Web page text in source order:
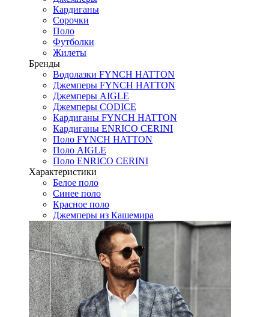
Кардиганы
Сорочки
Поло
Футболки
Жилеты
Бренды
Водолазки FYNCH HATTON
Джемперы FYNCH HATTON
Джемперы AIGLE
Джемперы CODICE
Кардиганы FYNCH HATTON
Кардиганы ENRICO CERINI
Поло FYNCH HATTON
Поло AIGLE
Поло ENRICO CERINI
Характеристики
Белое поло
Синее поло
Красное поло
Джемперы из Кашемира